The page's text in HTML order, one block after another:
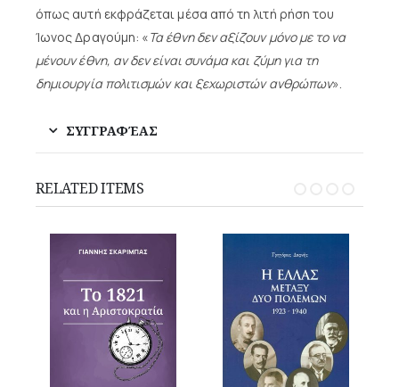
όπως αυτή εκφράζεται μέσα από τη λιτή ρήση του
Ίωνος Δραγούμη: «Τα έθνη δεν αξίζουν μόνο με το να
μένουν έθνη, αν δεν είναι συνάμα και ζύμη για τη
δημιουργία πολιτισμών και ξεχωριστών ανθρώπων».
ΣΥΓΓΡΑΦΈΑΣ
RELATED ITEMS